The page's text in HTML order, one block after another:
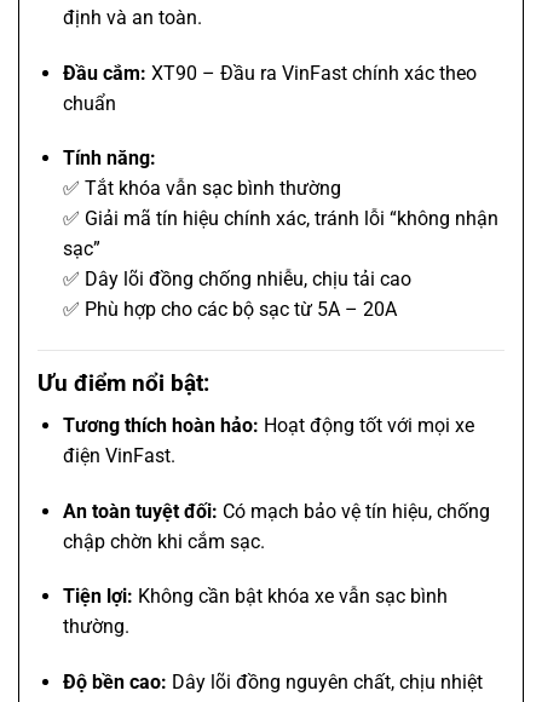
định và an toàn.
Đầu cắm: XT90 – Đầu ra VinFast chính xác theo
chuẩn
Tính năng:
✅ Tắt khóa vẫn sạc bình thường
✅ Giải mã tín hiệu chính xác, tránh lỗi “không nhận
sạc”
✅ Dây lõi đồng chống nhiễu, chịu tải cao
✅ Phù hợp cho các bộ sạc từ 5A – 20A
Ưu điểm nổi bật:
Tương thích hoàn hảo: Hoạt động tốt với mọi xe
điện VinFast.
An toàn tuyệt đối: Có mạch bảo vệ tín hiệu, chống
chập chờn khi cắm sạc.
Tiện lợi: Không cần bật khóa xe vẫn sạc bình
thường.
Độ bền cao: Dây lõi đồng nguyên chất, chịu nhiệt